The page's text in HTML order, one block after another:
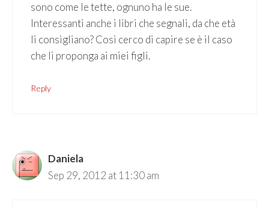
sono come le tette, ognuno ha le sue.
Interessanti anche i libri che segnali, da che età
li consigliano? Così cerco di capire se è il caso
che li proponga ai miei figli.
Reply
Daniela
Sep 29, 2012 at 11:30 am